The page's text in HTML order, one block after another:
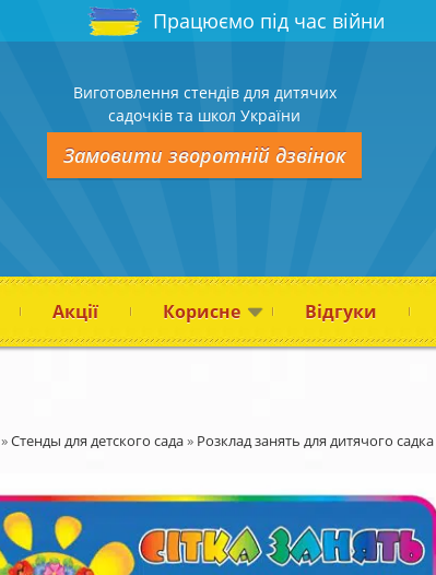
Працюємо під час війни
Виготовлення стендів для дитячих
садочків та школ України
Замовити зворотній дзвінок
Акції Корисне Відгуки
»Стенды для детского сада» Розклад занять для дитячого садка